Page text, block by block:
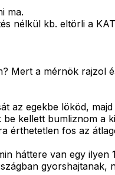
ma.
nélkül kb. eltörli a
Mert a mérnök rajzol
az egekbe lököd,
kellett bumliznom a
érthetetlen fos az
háttere van egy